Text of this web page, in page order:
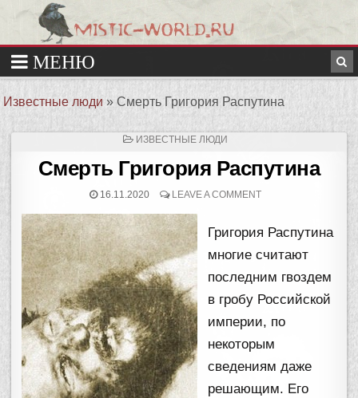
Известные люди »Смерть Григория Распутина
ОПУБЛИКОВАНО
ИЗВЕСТНЫЕ ЛЮДИ
Смерть Григория Распутина
16.11.2020 LEAVE A COMMENT
Григория Распутина
многие считают
последним гвоздем
в гробу Российской
империи, по
некоторым
сведениям даже
решающим. Его